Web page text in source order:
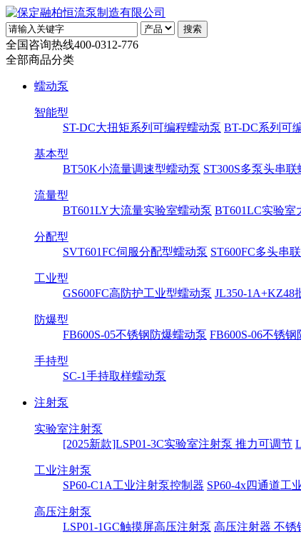
全国咨询热线400-0312-776
全部商品分类
蠕动泵
智能型
ST-DC大扭矩系列可编程蠕动泵 BT-DC系列可
基本型
BT50K小流量调速型蠕动泵 ST300S多泵头串联
流量型
BT601LY大流量实验室蠕动泵 BT601LC实验室
分配型
SVT601FC伺服分配型蠕动泵 ST600FC多头串
工业型
GS600FC高防护工业型蠕动泵 JL350-1A+KZ48
防爆型
FB600S-05不锈钢防爆蠕动泵 FB600S-06不锈
手持型
SC-1手持取样蠕动泵
注射泵
实验室注射泵
[2025新款]LSP01-3C实验室注射泵 推力可调节
工业注射泵
SP60-C1A工业注射泵控制器 SP60-4x四通道工
高压注射泵
LSP01-1GC触摸屏高压注射泵 高压注射器 不锈